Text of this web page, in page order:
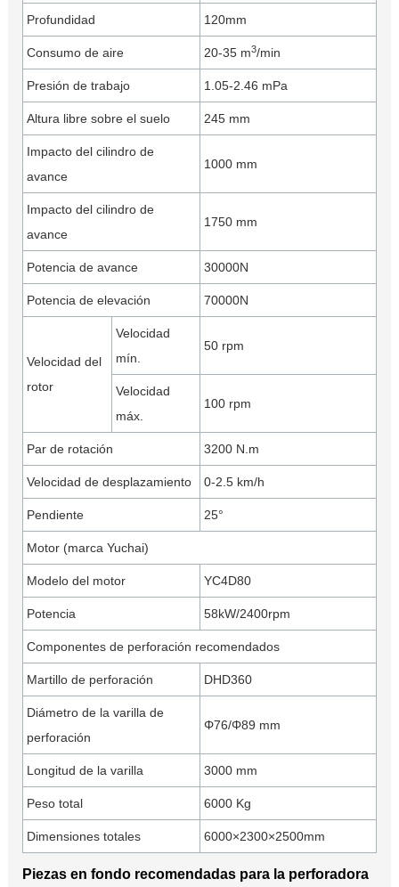
Profundidad 120mm
Consumo de aire 20-35 m3/min
Presión de trabajo 1.05-2.46 mPa
Altura libre sobre el suelo 245 mm
Impacto del cilindro de
avance
1000 mm
Impacto del cilindro de
avance
1750 mm
Potencia de avance 30000N
Potencia de elevación 70000N
Velocidad del
rotor
Velocidad
mín.
50 rpm
Velocidad
máx.
100 rpm
Par de rotación 3200 N.m
Velocidad de desplazamiento 0-2.5 km/h
Pendiente 25°
Motor (marca Yuchai)
Modelo del motor YC4D80
Potencia 58kW/2400rpm
Componentes de perforación recomendados
Martillo de perforación DHD360
Diámetro de la varilla de
perforación
Φ76/Φ89 mm
Longitud de la varilla 3000 mm
Peso total 6000 Kg
Dimensiones totales 6000×2300×2500mm
Piezas en fondo recomendadas para la perforadora